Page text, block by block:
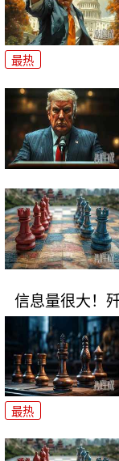
最热
信息量很大！
最热